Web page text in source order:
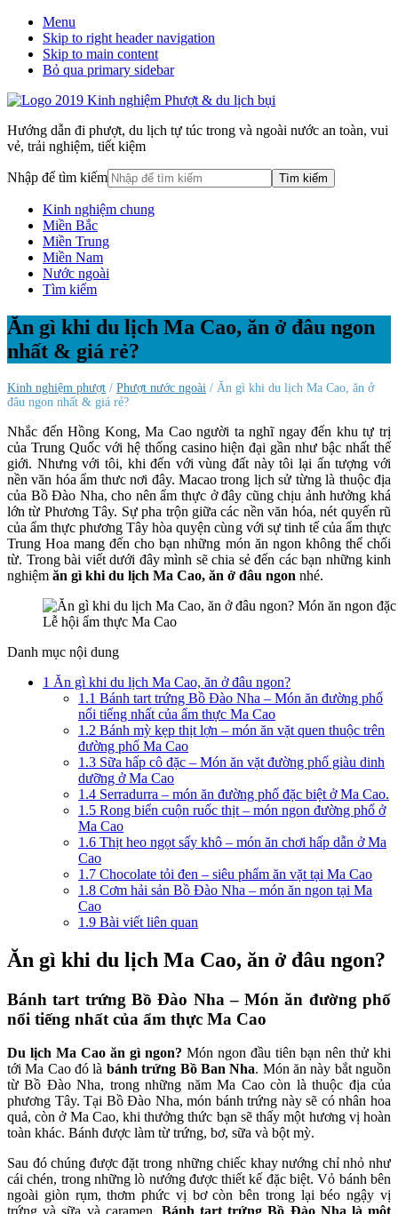
Menu
Skip to right header navigation
Skip to main content
Bỏ qua primary sidebar
Hướng dẫn đi phượt, du lịch tự túc trong và ngoài nước an toàn, vui
vẻ, trải nghiệm, tiết kiệm
Nhập để tìm kiếm
Kinh nghiệm chung
Miền Bắc
Miền Trung
Miền Nam
Nước ngoài
Tìm kiếm
Ăn gì khi du lịch Ma Cao, ăn ở đâu ngon
nhất & giá rẻ?
Kinh nghiệm phượt / Phượt nước ngoài / Ăn gì khi du lịch Ma Cao, ăn ở
đâu ngon nhất & giá rẻ?
Nhắc đến Hồng Kong, Ma Cao người ta nghĩ ngay đến khu tự trị
của Trung Quốc với hệ thống casino hiện đại gần như bậc nhất thế
giới. Nhưng với tôi, khi đến với vùng đất này tôi lại ấn tượng với
nền văn hóa ẩm thưc nơi đây. Macao trong lịch sử từng là thuộc địa
của Bồ Đào Nha, cho nên ẩm thực ở đây cũng chịu ảnh hưởng khá
lớn từ Phương Tây. Sự pha trộn giữa các nền văn hóa, nét quyến rũ
của ẩm thực phương Tây hòa quyện cùng với sự tinh tế của ẩm thực
Trung Hoa mang đến cho bạn những món ăn ngon không thể chối
từ. Trong bài viết dưới đây mình sẽ chia sẻ đến các bạn những kinh
nghiệm ăn gì khi du lịch Ma Cao, ăn ở đâu ngon nhé.
Lễ hội ẩm thực Ma Cao
Danh mục nội dung
1 Ăn gì khi du lịch Ma Cao, ăn ở đâu ngon?
1.1 Bánh tart trứng Bồ Đào Nha – Món ăn đường phố
nổi tiếng nhất của ẩm thực Ma Cao
1.2 Bánh mỳ kẹp thịt lợn – món ăn vặt quen thuộc trên
đường phố Ma Cao
1.3 Sữa hấp cô đặc – Món ăn vặt đường phố giàu dinh
dưỡng ở Ma Cao
1.4 Serradurra – món ăn đường phố đặc biệt ở Ma Cao.
1.5 Rong biển cuộn ruốc thịt – món ngon đường phố ở
Ma Cao
1.6 Thịt heo ngọt sấy khô – món ăn chơi hấp dẫn ở Ma
Cao
1.7 Chocolate tỏi đen – siêu phẩm ăn vặt tại Ma Cao
1.8 Cơm hải sản Bồ Đào Nha – món ăn ngon tại Ma
Cao
1.9 Bài viết liên quan
Ăn gì khi du lịch Ma Cao, ăn ở đâu ngon?
Bánh tart trứng Bồ Đào Nha – Món ăn đường phố
nổi tiếng nhất của ẩm thực Ma Cao
Du lịch Ma Cao ăn gì ngon? Món ngon đầu tiên bạn nên thử khi
tới Ma Cao đó là bánh trứng Bồ Ban Nha. Món ăn này bắt nguồn
từ Bồ Đào Nha, trong những năm Ma Cao còn là thuộc địa của
phương Tây. Tại Bồ Đào Nha, món bánh trứng này sẽ có nhân hoa
quả, còn ở Ma Cao, khi thưởng thức bạn sẽ thấy một hương vị hoàn
toàn khác. Bánh được làm từ trứng, bơ, sữa và bột mỳ.
Sau đó chúng được đặt trong những chiếc khay nướng chỉ nhỏ như
cái chén, trong những lò nướng được thiết kế đặc biệt. Vỏ bánh bên
ngoài giòn rụm, thơm phức vị bơ còn bên trong lại béo ngậy vị